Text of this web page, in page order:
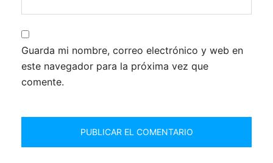
Guarda mi nombre, correo electrónico y web en
este navegador para la próxima vez que
comente.